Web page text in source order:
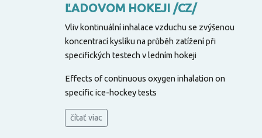
ĽADOVOM HOKEJI /CZ/
Vliv kontinuální inhalace vzduchu se zvýšenou
koncentrací kyslíku na průběh zatížení při
specifických testech v ledním hokeji
Effects of continuous oxygen inhalation on
specific ice-hockey tests
čítať viac